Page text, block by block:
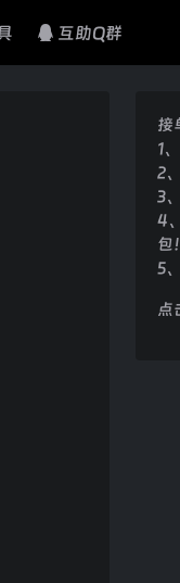
互助Q群
接
1
2
3
4
包！
5
点